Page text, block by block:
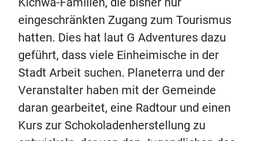
eingeschränkten Zugang zum Tourismus
hatten. Dies hat laut G Adventures dazu
geführt, dass viele Einheimische in der
Stadt Arbeit suchen. Planeterra und der
Veranstalter haben mit der Gemeinde
daran gearbeitet, eine Radtour und einen
Kurs zur Schokoladenherstellung zu